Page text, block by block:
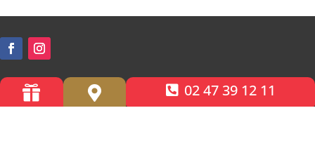
Accessibilité PMR
  02 47 39 12 11